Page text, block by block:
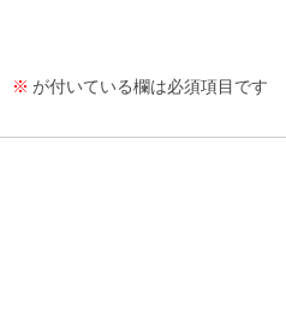
※ が付いている欄は必須項目です